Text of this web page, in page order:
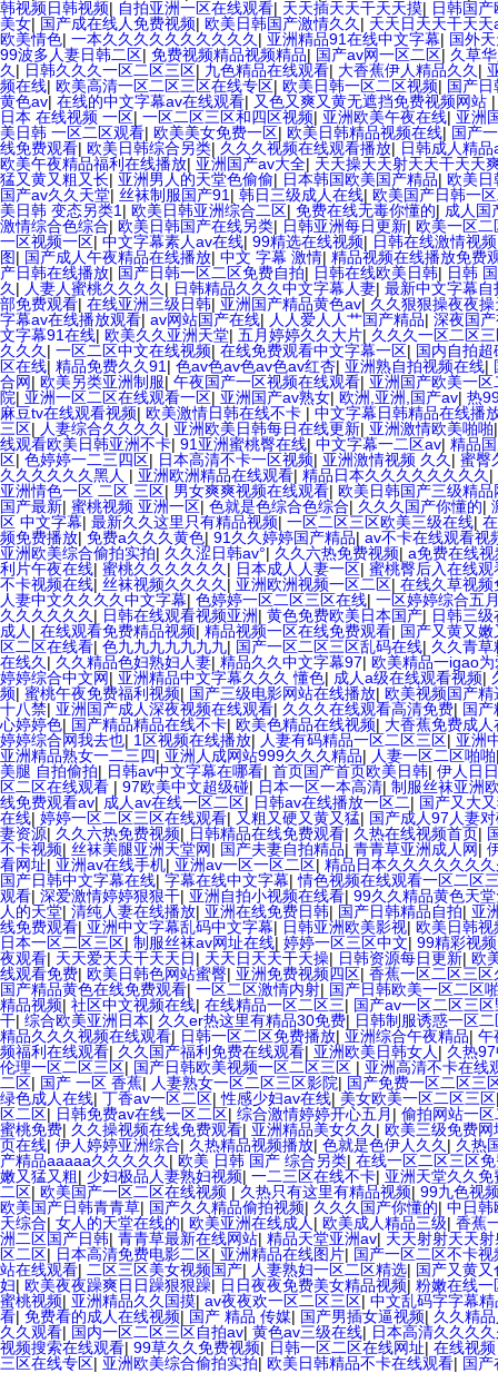
韩视频日韩视频| 自拍亚洲一区在线观看| 天天插天天干天天摸| 日韩国
美女| 国产成在线人免费视频| 欧美日韩国产激情久久 | 天天日天天干天天
欧美情色| 一本久久久久久久久久久久 | 亚洲精品91在线中文字幕| 国外
99波多人妻日韩二区| 免费视频精品视频精品| 国产av网一区二区| 久草
久 | 日韩久久久一区二区三区| 九色精品在线观看| 大香蕉伊人精品久久 |
频在线| 欧美高清一区二区三区在线专区| 欧美日韩一区二区视频| 国产日
黄色av| 在线的中文字幕av在线观看| 又色又爽又黄无遮挡免费视频网站
日本 在线视频 一区| 一区二区三区和四区视频| 亚洲欧美午夜在线| 亚洲
美日韩 一区二区观看| 欧美美女免费一区| 欧美日韩精品视频在线| 国产
线免费观看| 欧美日韩综合另类| 久久久视频在线观看播放| 日韩成人精
欧美午夜精品福利在线播放| 亚洲国产av大全| 天天操天天射天天干天天
猛又黄又粗又长| 亚洲男人的天堂色偷偷| 日本韩国欧美国产精品| 欧美日
国产av久久天堂| 丝袜制服国产91 | 韩日三级成人在线| 欧美国产日韩一
美日韩 变态另类1 | 欧美日韩亚洲综合二区| 免费在线无毒你懂的| 成人国
激情综合色综合| 欧美日韩国产在线另类| 日韩亚洲每日更新| 欧美一区二
一区视频一区| 中文字幕素人av在线| 99精选在线视频| 日韩在线激情视频
图| 国产成人午夜精品在线播放| 中文 字幕 激情| 精品视频在线播放免费
产日韩在线播放| 国产日韩一区二区免费自拍| 日韩在线欧美日韩| 日韩
久 | 人妻人蜜桃久久久久 | 日韩精品久久久中文字幕人妻| 最新中文字幕自
部免费观看| 在线亚洲三级日韩| 亚洲国产精品黄色av| 久久狠狠操夜夜
字幕av在线播放观看| av网站国产在线| 人人爱人人艹国产精品| 深夜国
文字幕91在线| 欧美久久亚洲天堂| 五月婷婷久久大片| 久久久一区二区
久久久 | 一区二区中文在线视频| 在线免费观看中文字幕一区| 国内自拍超
区在线| 精品免费久久91 | 色av色av色av色av红杏| 亚洲熟自拍视频在线|
合网| 欧美另类亚洲制服| 午夜国产一区视频在线观看| 亚洲国产欧美一
院| 亚洲一区二区在线观看一区| 亚洲国产av熟女| 欧洲,亚洲,国产av| 热
麻豆tv在线观看视频| 欧美激情日韩在线不卡 | 中文字幕日韩精品在线播
三区| 人妻综合久久久久 | 亚洲欧美日韩每日在线更新| 亚洲激情欧美啪啪
线观看欧美日韩亚洲不卡| 91亚洲蜜桃臀在线| 中文字幕一二区av| 精品
区| 色婷婷一二三四区| 日本高清不卡一区视频| 亚洲激情视频 久久 | 蜜臀
久久久久久久黑人 | 亚洲欧洲精品在线观看| 精品日本久久久久久久久久 |
亚洲情色一区 二区 三区| 男女爽爽视频在线观看| 欧美日韩国产三级精品
国产最新| 蜜桃视频 亚洲一区| 色就是色综合色综合| 久久久国产你懂的|
区 中文字幕| 最新久久这里只有精品视频| 一区二区三区欧美三级在线|
频免费播放| 免费a久久久黄色| 91久久婷婷国产精品| av不卡在线观看视
亚洲欧美综合偷拍实拍| 久久涩日韩av°| 久久六热免费视频| a免费在线
利片午夜在线| 蜜桃久久久久久久 | 日本成人人妻一区| 蜜桃臀后入在线观
不卡视频在线| 丝袜视频久久久久 | 亚洲欧洲视频一区二区| 在线久草视频
人妻中文久久久久中文字幕| 色婷婷一区二区三区在线| 一区婷婷综合五
久久久久久久 | 日韩在线观看视频亚洲| 黄色免费欧美日本国产| 日韩三
成人 | 在线观看免费精品视频| 精品视频一区在线免费观看| 国产又黄又嫩
区二区在线看| 色九九九九九九九| 国产一区二区三区乱码在线| 久久青
在线久 | 久久精品色妇熟妇人妻| 精品久久中文字幕97| 欧美精品一igao
婷婷综合中文网| 亚洲精品中文字幕久久久 懂色| 成人a级在线观看视频|
频| 蜜桃午夜免费福利视频| 国产三级电影网站在线播放| 欧美视频国产精
十八禁| 亚洲国产成人深夜视频在线观看| 久久久在线观看高清免费| 国产
心婷婷色| 国产精品精品在线不卡| 欧美色精品在线视频| 大香蕉免费成人
婷婷综合网我去也| 1区视频在线播放| 人妻有码精品一区二区三区| 亚洲
亚洲精品熟女一二三四| 亚洲人成网站999久久久精品| 人妻一区二区啪啪
美腿 自拍偷拍| 日韩av中文字幕在哪看| 首页国产首页欧美日韩| 伊人日
区二区在线观看 | 97欧美中文超级碰| 日本一区一本高清| 制服丝袜亚洲
线免费观看av| 成人av在线一区二区| 日韩av在线播放一区二| 国产又大
在线| 婷婷一区二区三区在线观看| 又粗又硬又黄又猛| 国产成人97人妻
妻资源| 久久六热免费视频| 日韩精品在线免费观看| 久热在线视频首页|
不卡视频| 丝袜美腿亚洲天堂网| 国产夫妻自拍精品| 青青草亚洲成人网|
看网址| 亚洲av在线手机| 亚洲av一区一区二区| 精品日本久久久久久久
国产日韩中文字幕在线| 字幕在线中文字幕|情色视频在线观看一区二区
观看| 深爱激情婷婷狠狠干| 亚洲自拍小视频在线看| 99久久精品黄色天
人的天堂| 清纯人妻在线播放| 亚洲在线免费日韩| 国产日韩精品自拍| 亚
线免费观看| 亚洲中文字幕乱码中文字幕| 日韩亚洲欧美影视| 欧美日韩视
日本一区二区三区| 制服丝袜av网址在线| 婷婷一区三区中文| 99精彩视
夜观看| 天天爱天天干天天日| 天天日天天干天操| 日韩资源每日更新| 欧
线观看免费| 欧美日韩色网站蜜臀| 亚洲免费视频四区| 香蕉一区二区三区
国产精品黄色在线免费观看| 一区二区激情内射| 国产日韩欧美一区二区
精品视频| 社区中文视频在线| 在线精品一区二区三| 国产av一区二区三
干| 综合欧美亚洲日本| 久久er热这里有精品30免费| 日韩制服诱惑一区
精品久久久视频在线观看| 日韩一区二区免费播放| 亚洲综合午夜精品| 午
频福利在线观看| 久久国产福利免费在线观看| 亚洲欧美日韩女人 | 久热
伦理一区二区三区| 国产日韩欧美视频一区二区三区 | 亚洲高清不卡在线
二区| 国产 一区 香蕉| 人妻熟女一区二区三区影院| 国产免费一区二区三
绿色成人在线| 丁香av一区二区|性感少妇av在线| 美女欧美一区二区三区
区二区| 日韩免费av在线一区二区| 综合激情婷婷开心五月 | 偷拍网站一区
蜜桃免费| 久久操视频在线免费观看| 亚洲精品美女久久 | 欧美三级免费网
页在线| 伊人婷婷亚洲综合| 久热精品视频播放| 色就是色伊人久久 | 久热
产精品aaaaa久久久久久 | 欧美 日韩 国产 综合另类| 在线一区二区三区
嫩又猛又粗| 少妇极品人妻熟妇视频| 一二三区在线不卡| 亚洲天堂久久免
二区| 欧美国产一区二区在线视频 | 久热只有这里有精品视频| 99九色视
欧美国产日韩青青草| 国产久久精品偷拍视频| 久久久国产你懂的| 中日韩
天综合| 女人的天堂在线的| 欧美亚洲在线成人 | 欧美成人精品三级| 香蕉
洲二区国产日韩| 青青草最新在线网站| 精品天堂亚洲av| 天天射射天天射
区二区| 日本高清免费电影二区| 亚洲精品在线图片| 国产一区二区不卡视
站在线观看| 二区三区美女视频国产| 人妻熟妇一区二区精选| 国产又黄又
妇| 欧美夜夜躁爽日日躁狠狠躁| 日日夜夜免费美女精品视频| 粉嫩在线一
蜜桃视频| 亚洲精品久久国摸| av夜夜欢一区二区三区| 中文乱码字字幕
看| 免费看的成人在线视频| 国产 精品 传媒| 国产男插女逼视频| 久久精
久久观看| 国内一区二区三区自拍av| 黄色av三级在线| 日本高清久久久
视频搜索在线观看| 99草久久免费视频| 日韩一区二区在线网址| 在线视
三区在线专区| 亚洲欧美综合偷拍实拍| 欧美日韩精品不卡在线观看| 国产